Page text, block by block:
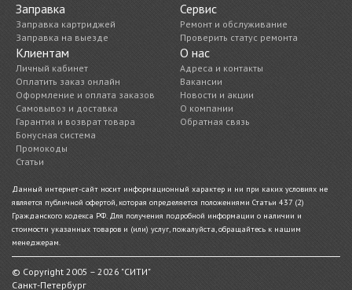
Заправка
Заправка картриджей
Заправка на выезде
Сервис
Ремонт и обслуживание
Проверить статус ремонта
Клиентам
Личный кабинет
Оплатить заказ онлайн
Оформление и оплата заказов
Самовывоз и доставка
Гарантия и возврат товара
Бонусная система
Промокоды
Статьи
О нас
Адреса и контакты
Вакансии
Новости и акции
О компании
Обратная связь
Данный интернет-сайт носит информационный характер и ни при каких условиях не
является публичной офертой, которая определяется положениями Статьи 437 (2)
Гражданского кодекса РФ. Для получения подробной информации о наличии и
стоимости указанных товаров и (или) услуг, пожалуйста, обращайтесь к нашим
менеджерам.
© Copyright 2005 – 2026 "СИТИ"
Санкт-Петербург